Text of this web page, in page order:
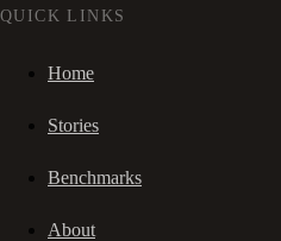
QUICK LINKS
Home
Stories
Benchmarks
About